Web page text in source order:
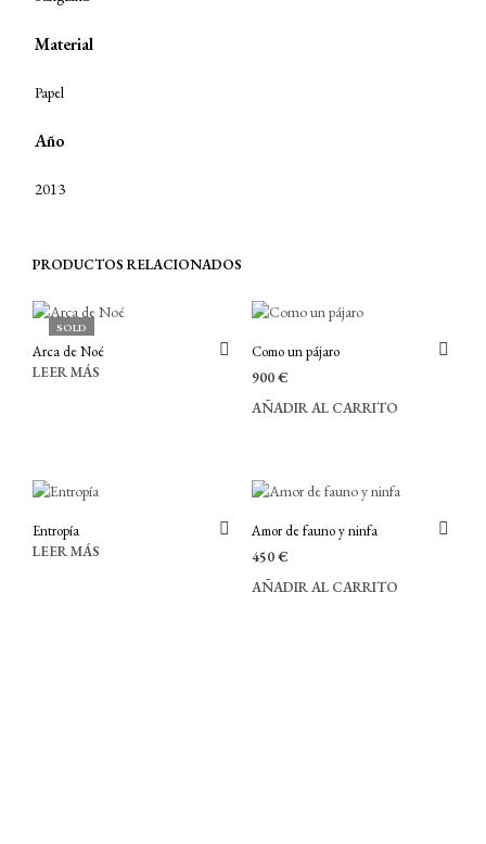
Material
Papel
Año
2013
PRODUCTOS RELACIONADOS
SOLD
Arca de Noé
LEER MÁS
Como un pájaro
900€
AÑADIR AL CARRITO
Entropía
LEER MÁS
Amor de fauno y ninfa
450€
AÑADIR AL CARRITO